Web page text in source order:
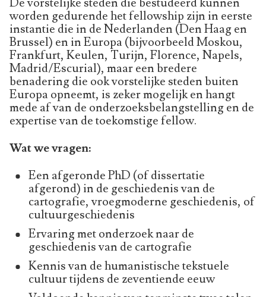
worden gedurende het fellowship zijn in eerste
instantie die in de Nederlanden (Den Haag en
Brussel) en in Europa (bijvoorbeeld Moskou,
Frankfurt, Keulen, Turijn, Florence, Napels,
Madrid/Escurial), maar een bredere
benadering die ook vorstelijke steden buiten
Europa opneemt, is zeker mogelijk en hangt
mede af van de onderzoeksbelangstelling en de
expertise van de toekomstige fellow.
Wat we vragen:
Een afgeronde PhD (of dissertatie
afgerond) in de geschiedenis van de
cartografie, vroegmoderne geschiedenis, of
cultuurgeschiedenis
Ervaring met onderzoek naar de
geschiedenis van de cartografie
Kennis van de humanistische tekstuele
cultuur tijdens de zeventiende eeuw